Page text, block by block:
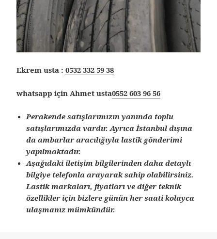
Ekrem usta :0532 332 59 38
whatsapp için Ahmet usta0552 603 96 56
Perakende satışlarımızın yanında toplu
satışlarımızda vardır. Ayrıca İstanbul dışına
da ambarlar aracılığıyla lastik gönderimi
yapılmaktadır.
Aşağıdaki iletişim bilgilerinden daha detaylı
bilgiye telefonla arayarak sahip olabilirsiniz.
Lastik markaları, fiyatları ve diğer teknik
özellikler için bizlere günün her saati kolayca
ulaşmanız mümkündür.